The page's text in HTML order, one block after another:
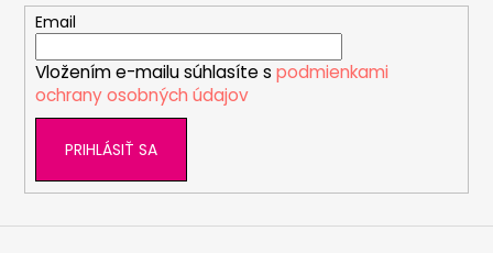
c
i
e
p
r
v
ý
Email
Vložením e-mailu súhlasíte s podmienkami
ochrany osobných údajov
PRIHLÁSIŤ SA